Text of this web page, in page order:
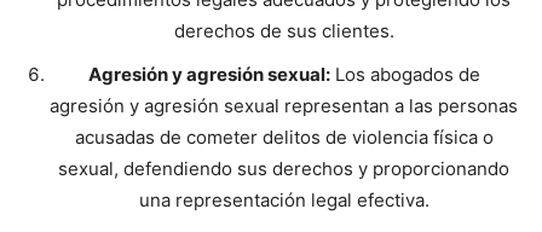
derechos de sus clientes.
Agresión y agresión sexual:Los abogados de
agresión y agresión sexual representan a las personas
acusadas de cometer delitos de violencia física o
sexual, defendiendo sus derechos y proporcionando
una representación legal efectiva.